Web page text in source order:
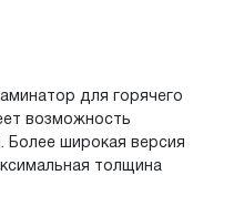
для горячего
возможность
Более широкая версия
толщина